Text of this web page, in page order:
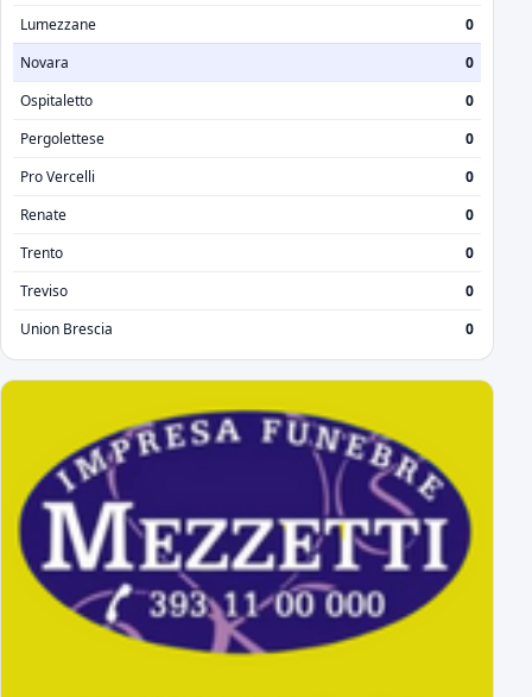
Lumezzane
0
Novara
0
Ospitaletto
0
Pergolettese
0
Pro Vercelli
0
Renate
0
Trento
0
Treviso
0
Union Brescia
0